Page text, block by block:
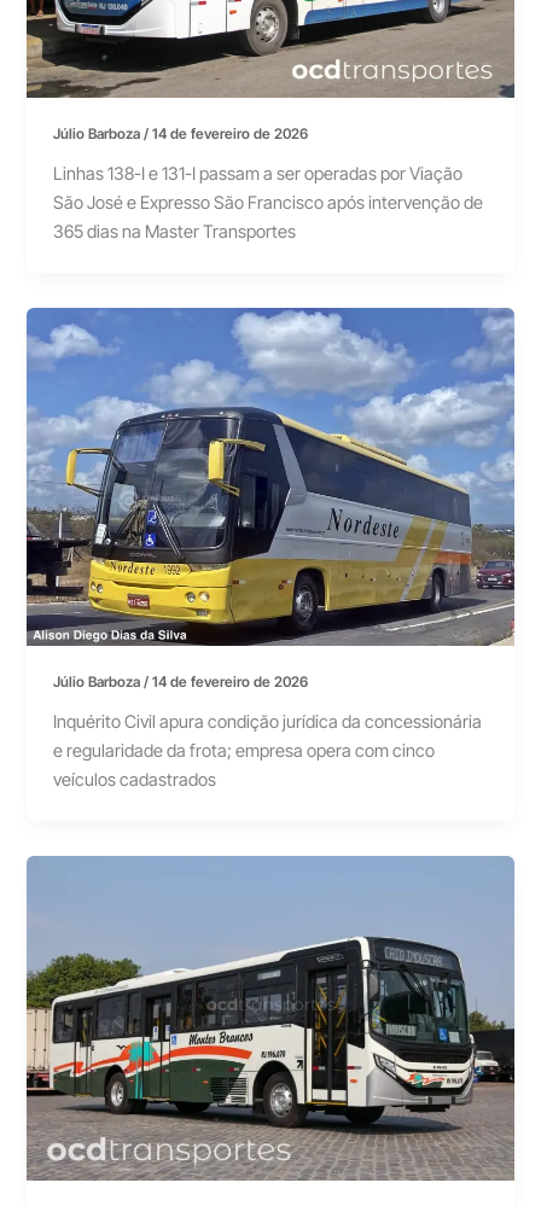
Júlio Barboza/14 de fevereiro de 2026
Linhas 138-I e 131-I passam a ser operadas por Viação
São José e Expresso São Francisco após intervenção de
365 dias na Master Transportes
Júlio Barboza/14 de fevereiro de 2026
Inquérito Civil apura condição jurídica da concessionária
e regularidade da frota; empresa opera com cinco
veículos cadastrados